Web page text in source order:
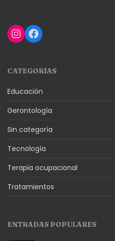
Instagram
Facebook
CATEGORÍAS
Educación
Gerontología
Sin categoría
Tecnología
Terapia ocupacional
Tratamientos
ENTRADAS POPULARES